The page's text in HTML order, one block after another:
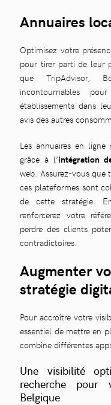
Annuaires
Optimisez votre
pour tirer parti de leur
que TripAdvisor,
incontournables
établissements dans
avis des autres
Les annuaires en
grâce à l’intégration
web. Assurez-vous que
ces plateformes sont
de cette stratégie.
renforcerez votre
perdre des clients
contradictoires.
Augmenter
stratégie
Pour accroître votre
essentiel de mettre en
combine différentes
Une visibilité
recherche pour
Belgique